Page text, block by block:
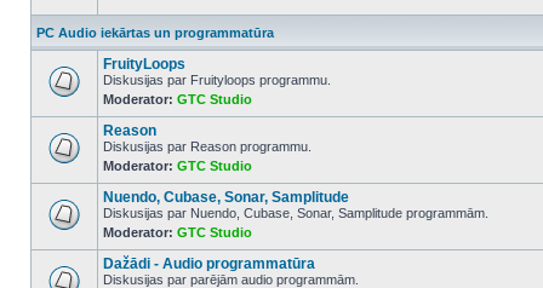
unread
posts
PC Audio iekārtas un programmatūra
No
unread
posts
FruityLoops
Diskusijas par Fruityloops programmu.
Moderator: GTC Studio
No
unread
posts
Reason
Diskusijas par Reason programmu.
Moderator: GTC Studio
No
unread
posts
Nuendo, Cubase, Sonar, Samplitude
Diskusijas par Nuendo, Cubase, Sonar, Samplitude programmām.
Moderator: GTC Studio
Dažādi - Audio programmatūra
Diskusijas par parējām audio programmām.